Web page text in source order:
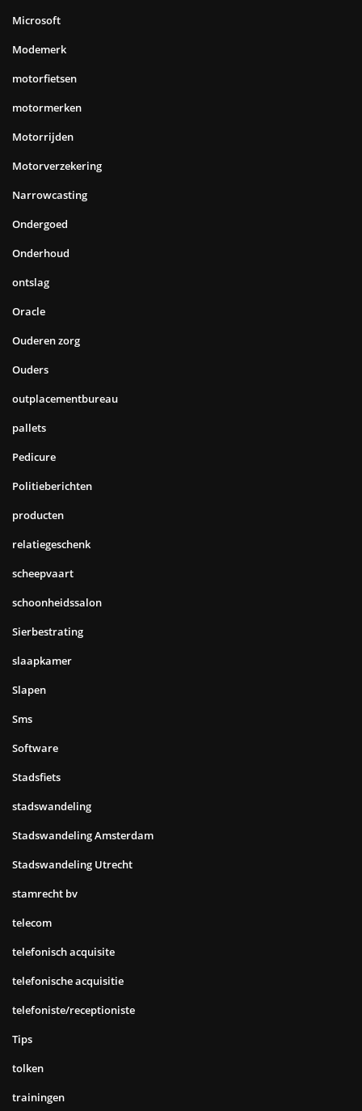
Microsoft
Modemerk
motorfietsen
motormerken
Motorrijden
Motorverzekering
Narrowcasting
Ondergoed
Onderhoud
ontslag
Oracle
Ouderen zorg
Ouders
outplacementbureau
pallets
Pedicure
Politieberichten
producten
relatiegeschenk
scheepvaart
schoonheidssalon
Sierbestrating
slaapkamer
Slapen
Sms
Software
Stadsfiets
stadswandeling
Stadswandeling Amsterdam
Stadswandeling Utrecht
stamrecht bv
telecom
telefonisch acquisite
telefonische acquisitie
telefoniste/receptioniste
Tips
tolken
trainingen